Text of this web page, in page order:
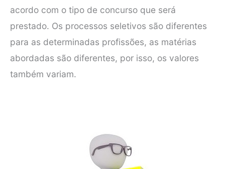
acordo com o tipo de concurso que será
prestado. Os processos seletivos são diferentes
para as determinadas profissões, as matérias
abordadas são diferentes, por isso, os valores
também variam.